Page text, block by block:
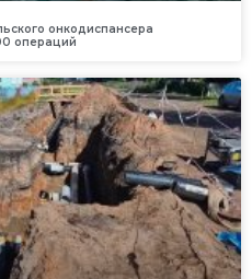
онкодиспансера
операций